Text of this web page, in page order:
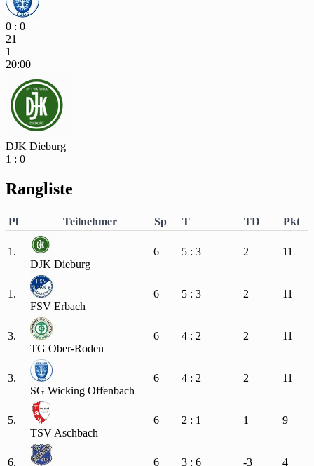
0 : 0
21
1
20:00
DJK Dieburg
1 : 0
Rangliste
Pl Teilnehmer Sp T TD Pkt
1.
DJK Dieburg
6 5 : 3 2 11
1.
FSV Erbach
6 5 : 3 2 11
3.
TG Ober-Roden
6 4 : 2 2 11
3.
SG Wicking Offenbach
6 4 : 2 2 11
5.
TSV Aschbach
6 2 : 1 1 9
6. 6 3 : 6 -3 4